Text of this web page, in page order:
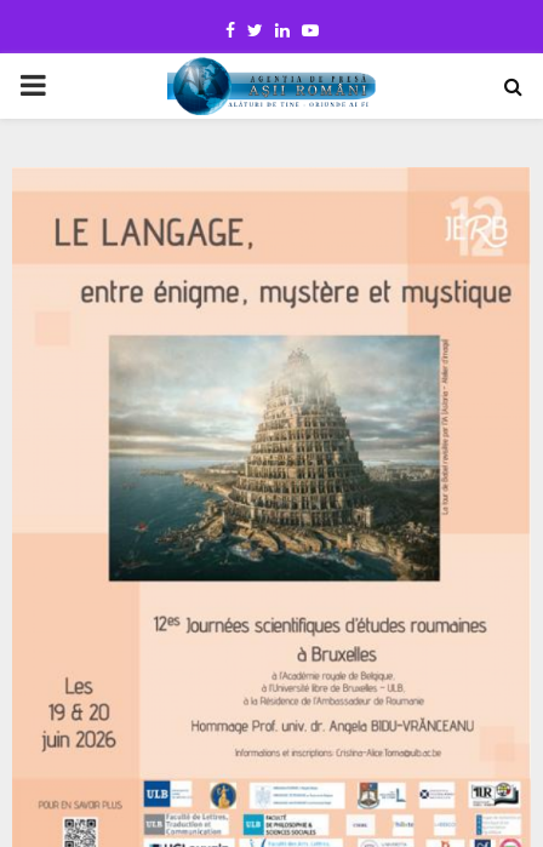
Facebook
TwitterLinkedinYoutube
PRIMARY